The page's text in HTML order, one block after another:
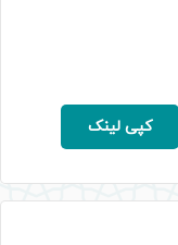
کپی لینک